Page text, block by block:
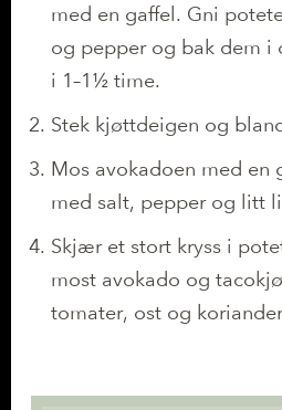
med en gaffel. Gni
og pepper og bak dem i
i 1–1½ time.
Stek kjøttdeigen og
Mos avokadoen med en
med salt, pepper og litt
Skjær et stort kryss i
most avokado og
tomater, ost og